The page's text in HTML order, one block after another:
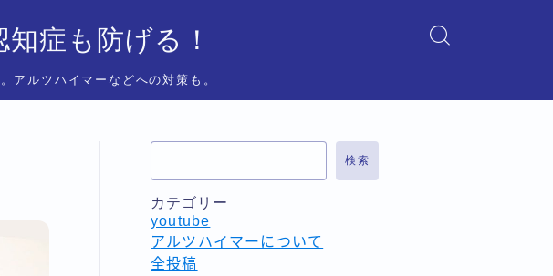
症も防げる！
アルツハイマーなどへの対策も。
検索
カテゴリー
youtube
アルツハイマーについて
全投稿